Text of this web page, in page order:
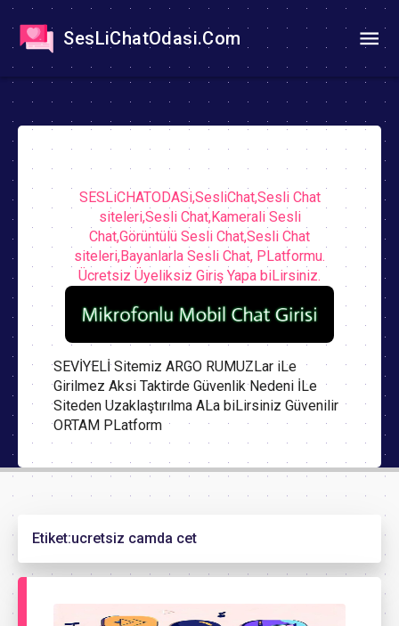
SesLiChatOdasi.Com
SESLiCHATODASi,SesliChat,Sesli Chat
siteleri,Sesli Chat,Kamerali Sesli
Chat,Görüntülü Sesli Chat,Sesli Chat
siteleri,Bayanlarla Sesli Chat, PLatformu.
Ücretsiz Üyeliksiz Giriş Yapa biLirsiniz.
SEVİYELİ Sitemiz ARGO RUMUZLar iLe
Girilmez Aksi Taktirde Güvenlik Nedeni İLe
Siteden Uzaklaştırılma ALa biLirsiniz Güvenilir
ORTAM PLatform
Etiket:ucretsiz camda cet